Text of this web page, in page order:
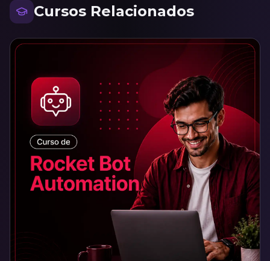
Cursos Relacionados